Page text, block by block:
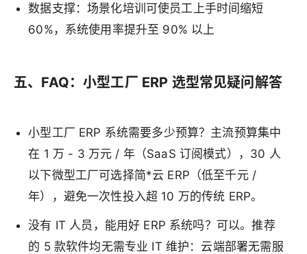
数据支撑：场景化培训可使员工上手时间缩短
60%，系统使用率提升至 90% 以上
五、FAQ：小型工厂 ERP 选型常见疑问解答
小型工厂 ERP 系统需要多少预算？主流预算集中
在 1 万 - 3 万元 / 年（SaaS 订阅模式），30 人
以下微型工厂可选择简*云 ERP（低至千元 /
年），避免一次性投入超 10 万的传统 ERP。
没有 IT 人员，能用好 ERP 系统吗？可以。推荐
的 5 款软件均无需专业 IT 维护：云端部署无需服